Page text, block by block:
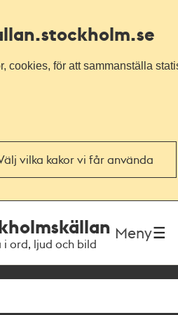
.stockholm.se
cookies, för att sammanställa
vilka kakor vi får använda
i ord, ljud och bild
Meny